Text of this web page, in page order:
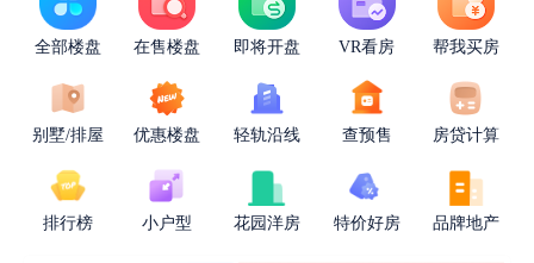
全部楼盘 在售楼盘 即将开盘 VR看房 帮我买房
别墅/排屋 优惠楼盘 轻轨沿线 查预售 房贷计算
排行榜 小户型 花园洋房 特价好房 品牌地产